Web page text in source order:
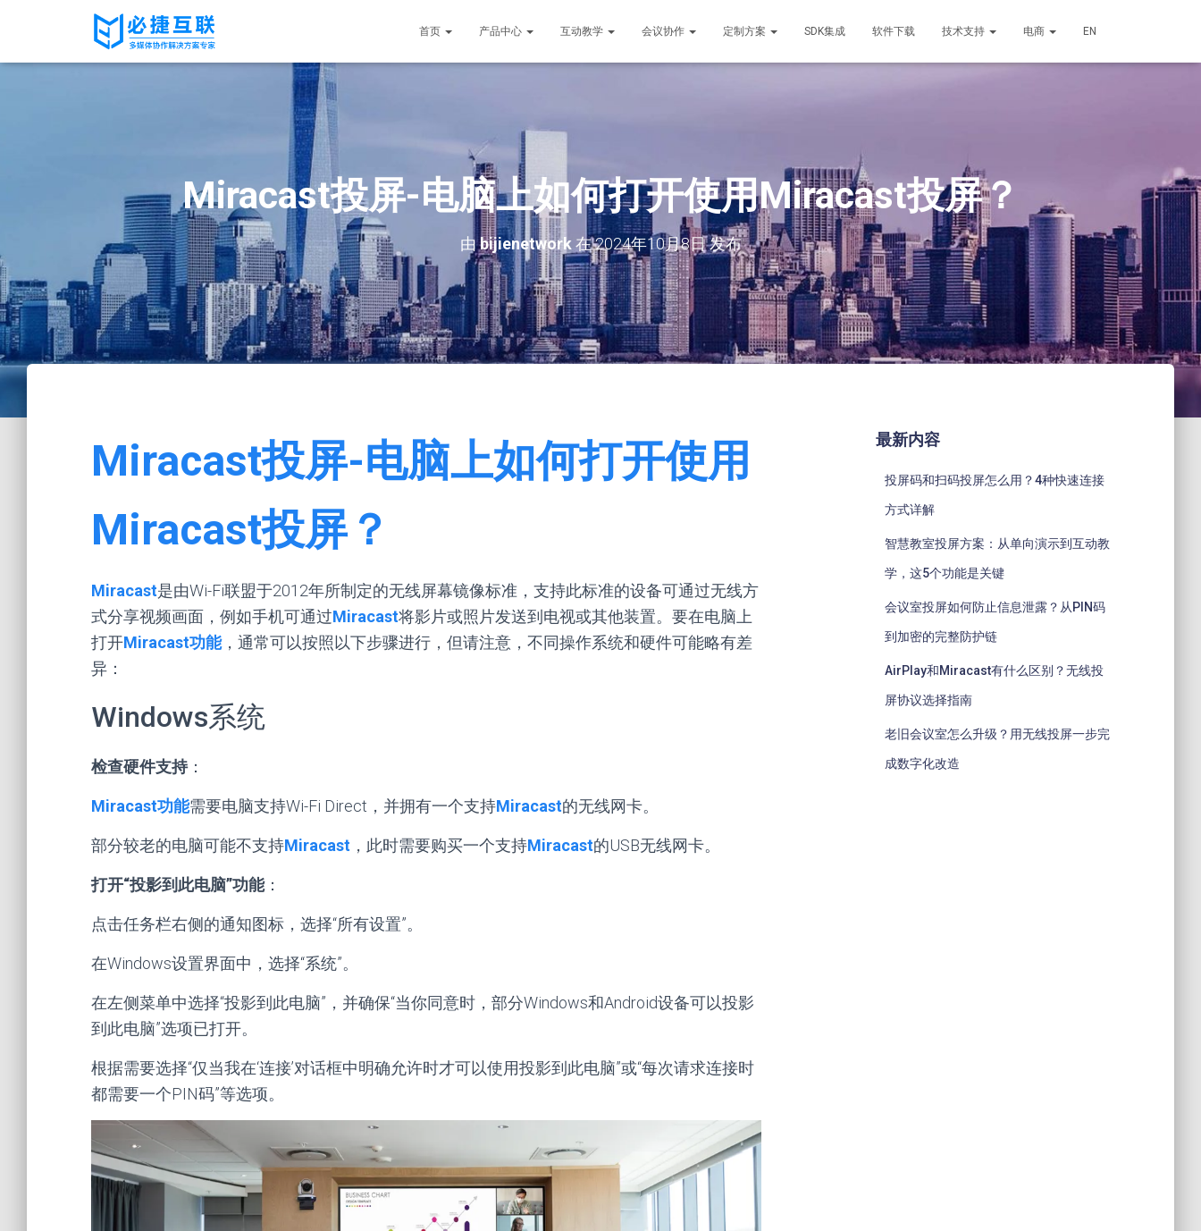
首页 产品中心 互动教学 会议协作 定制方案 SDK集成 软件下载 技术支持 电商 EN
Miracast投屏-电脑上如何打开使用Miracast投屏？
由bijienetwork 在2024年10月8日发布
Miracast投屏-电脑上如何打开使用
Miracast投屏？
Miracast是由Wi-Fi联盟于2012年所制定的无线屏幕镜像标准，支持此标准的设备可通过无线方
式分享视频画面，例如手机可通过Miracast将影片或照片发送到电视或其他装置。要在电脑上
打开Miracast功能，通常可以按照以下步骤进行，但请注意，不同操作系统和硬件可能略有差
异：
Windows系统
检查硬件支持：
Miracast功能需要电脑支持Wi-Fi Direct，并拥有一个支持Miracast的无线网卡。
部分较老的电脑可能不支持Miracast ，此时需要购买一个支持Miracast的USB无线网卡。
打开“投影到此电脑”功能：
点击任务栏右侧的通知图标，选择“所有设置”。
在Windows设置界面中，选择“系统”。
在左侧菜单中选择“投影到此电脑”，并确保“当你同意时，部分Windows和Android设备可以投影
到此电脑”选项已打开。
根据需要选择“仅当我在‘连接’对话框中明确允许时才可以使用投影到此电脑”或“每次请求连接时
都需要一个PIN码”等选项。
最新内容
投屏码和扫码投屏怎么用？4种快速连接
方式详解
智慧教室投屏方案：从单向演示到互动教
学，这5个功能是关键
会议室投屏如何防止信息泄露？从PIN码
到加密的完整防护链
AirPlay和Miracast有什么区别？无线投
屏协议选择指南
老旧会议室怎么升级？用无线投屏一步完
成数字化改造